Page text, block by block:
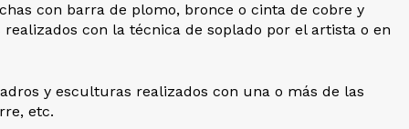
con barra de plomo, bronce o cinta de cobre y
con la técnica de soplado por el artista o en
y esculturas realizados con una o más de las
etc.